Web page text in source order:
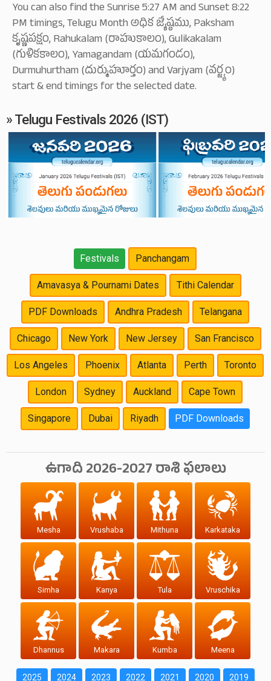
You can also find the Sunrise 5:27 AM and Sunset 8:22
PM timings, Telugu Month అధిక జ్యేష్ఠము, Paksham
కృష్ణపక్షం, Rahukalam (రాహుకాలం), Gulikakalam
(గుళికకాలం), Yamagandam (యమగండం),
Durmuhurtham (దుర్ముహూర్తం) and Varjyam (వర్జ్యం)
start & end timings for the selected date.
» Telugu Festivals 2026 (IST)
Festivals Panchangam
Amavasya & Pournami Dates Tithi Calendar
PDF Downloads Andhra Pradesh Telangana
Chicago New York New Jersey San Francisco
Los Angeles Phoenix Atlanta Perth Toronto
London Sydney Auckland Cape Town
Singapore Dubai Riyadh PDF Downloads
ఉగాది 2026-2027 రాశి ఫలాలు
Mesha Vrushaba Mithuna Karkataka
Simha Kanya Tula Vruschika
Dhannus Makara Kumba Meena
2025 2024 2023 2022 2021 2020 2019